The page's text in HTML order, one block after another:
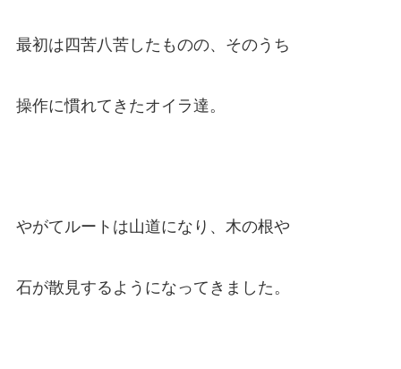
最初は四苦八苦したものの、そのうち
操作に慣れてきたオイラ達。
やがてルートは山道になり、木の根や
石が散見するようになってきました。